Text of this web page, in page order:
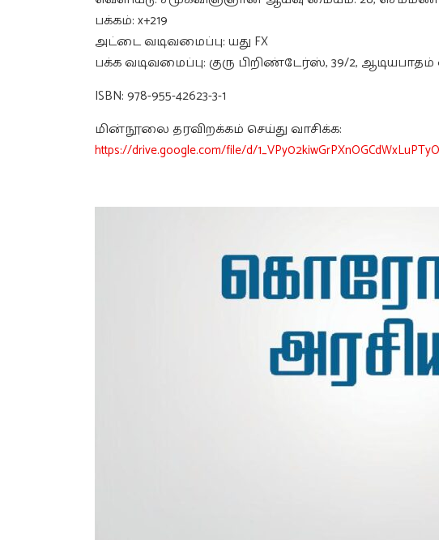
பக்கம்: x+219
அட்டை வடிவமைப்பு: யது FX
பக்க வடிவமைப்பு: குரு பிறிண்டேர்ஸ், 39/2,
ISBN: 978-955-42623-3-1
மின்நூலை தரவிறக்கம் செய்து வாசிக்க:
https://drive.google.com/file/d/